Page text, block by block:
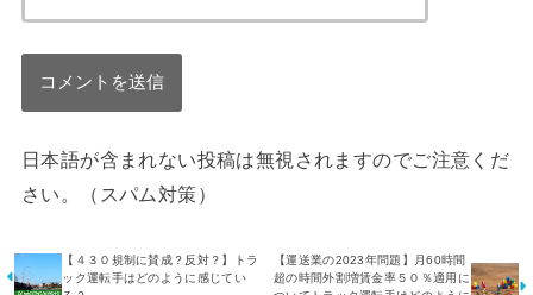
日本語が含まれない投稿は無視されますのでご注意くだ
さい。（スパム対策）
【４３０規制に賛成？反対？】トラ
ック運転手はどのように感じてい
【運送業の2023年問題】月60時間
超の時間外割増賃金率５０％適用に